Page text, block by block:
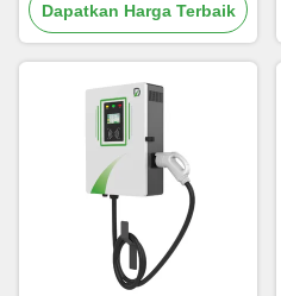
1.6J Diagnostics
Dapatkan Harga Terbaik